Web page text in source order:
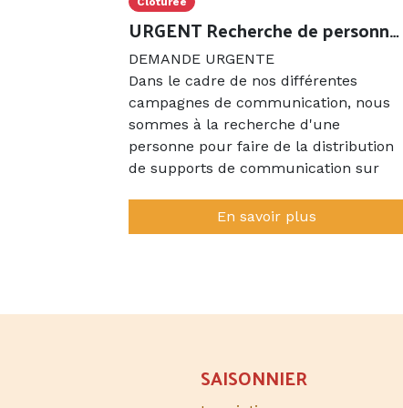
URGENT Recherche de personnes motorisées pour distribution de supports de communication sur Cahors, Figeac et Rocamadour
DEMANDE URGENTE
Dans le cadre de nos différentes
campagnes de communication, nous
sommes à la recherche d'une
personne pour faire de la distribution
de supports de communication sur
juillet au 10 juillet et un second
passage par villes sur la semaine du
Les kilomètres qui seront parcourus
En savoir plus
SAISONNIER​